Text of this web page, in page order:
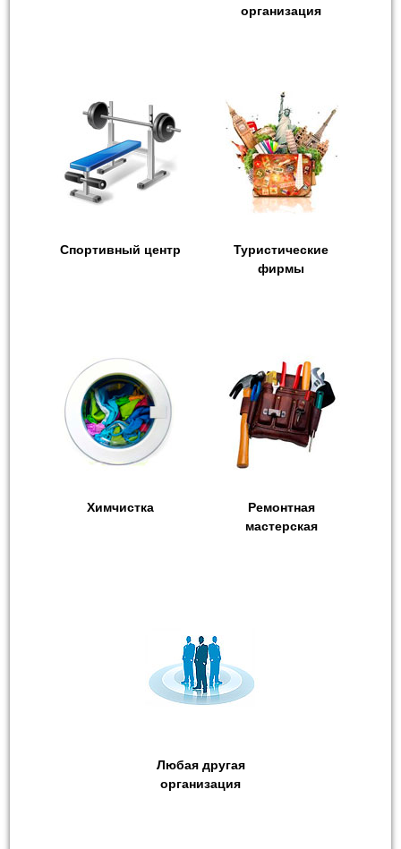
организация
Спортивный центр
Туристические
фирмы
Химчистка
Ремонтная
мастерская
Любая другая
организация